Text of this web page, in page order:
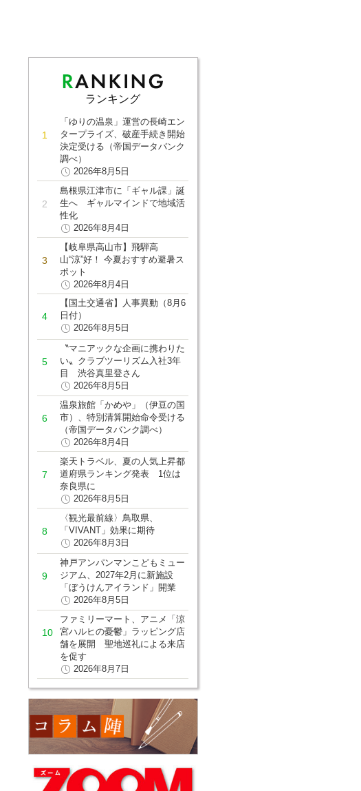
ランキング
「ゆりの温泉」運営の長崎エン
タープライズ、破産手続き開始
決定受ける（帝国データバンク
調べ）
2026年8月5日
島根県江津市に「ギャル課」誕
生へ ギャルマインドで地域活
性化
2026年8月4日
【岐阜県高山市】飛騨高
山“涼”好！ 今夏おすすめ避暑ス
ポット
2026年8月4日
【国土交通省】人事異動（8月6
日付）
2026年8月5日
〝マニアックな企画に携わりた
い〟クラブツーリズム入社3年
目 渋谷真里登さん
2026年8月5日
温泉旅館「かめや」（伊豆の国
市）、特別清算開始命令受ける
（帝国データバンク調べ）
2026年8月4日
楽天トラベル、夏の人気上昇都
道府県ランキング発表 1位は
奈良県に
2026年8月5日
〈観光最前線〉鳥取県、
「VIVANT」効果に期待
2026年8月3日
神戸アンパンマンこどもミュー
ジアム、2027年2月に新施設
「ぼうけんアイランド」開業
2026年8月5日
ファミリーマート、アニメ「涼
宮ハルヒの憂鬱」ラッピング店
舗を展開 聖地巡礼による来店
を促す
2026年8月7日